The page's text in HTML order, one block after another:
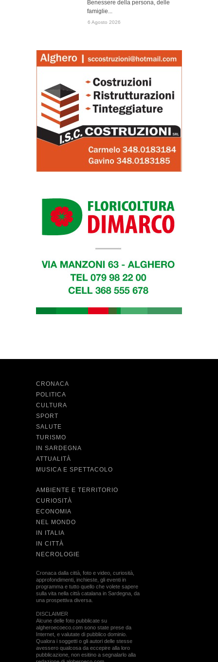
Benessere della persona, delle
famiglie...
6 Agosto 2026
CRONACA
POLITICA
CULTURA
SPORT
SALUTE
TURISMO
IN SARDEGNA
ATTUALITÀ
MUSICA E SPETTACOLO
AMBIENTE E TERRITORIO
CURIOSITÀ
ECONOMIA
NEL MONDO
IN ITALIA
IN CITTÀ
NECROLOGIE
Cronaca dalla città, foto e video, curiosità,
approfondimenti, inchieste, gli eventi in
programma e tutto quello che volete sapere
sulla vita nella città catalana in Sardegna, da
una prospettiva diversa.
DISCLAIMER
Alcune delle foto pubblicate su
algheroecoeco.com sono state prese da
Internet, e valutate di pubblico dominio.
Qualora i soggetti o gli autori delle stesse
avessero qualcosa da eccepire alla loro
pubblicazione, non esitino a segnalarlo alla